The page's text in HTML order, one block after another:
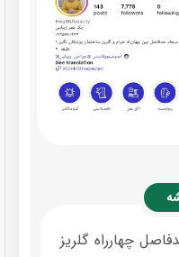
چهارراه گلریز